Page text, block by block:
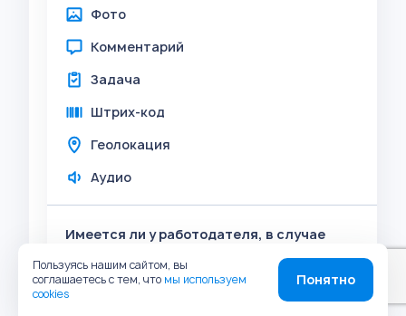
Фото
Комментарий
Задача
Штрих-код
Геолокация
Аудио
Имеется ли у работодателя, в случае
привлечения к работе в ночное время, в
наличии подтверждение о том, что такая
работа не запрещена по состоянию
Пользуясь нашим сайтом, вы
соглашаетесь с тем, что мы используем
cookies
Понятно